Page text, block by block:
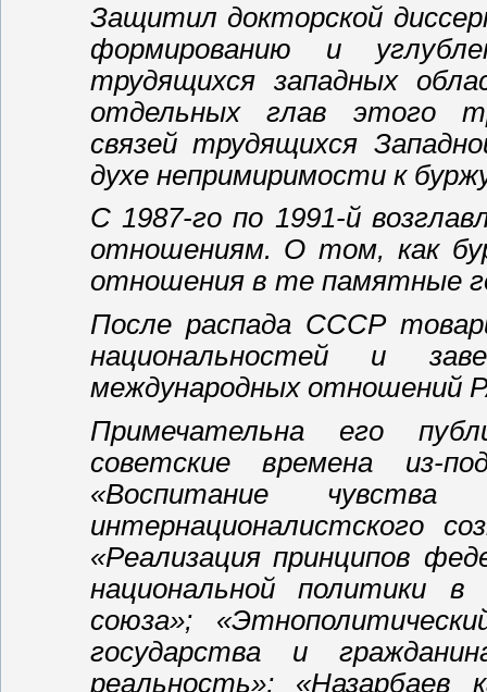
Защитил докторской
формированию и
трудящихся западных
отдельных глав этого
связей трудящихся
духе непримиримости к
С 1987-го по 1991-й
отношениям. О том, как
отношения в те памятные
После распада СССР
национальностей и
международных отношений
Примечательна его
советские времена из-
«Воспитание чувства
интернационалистского
«Реализация принципов
национальной политики в
союза»;
государства и
реальность»; «Назарбаев